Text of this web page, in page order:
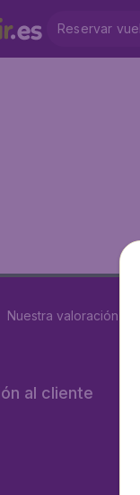
Reservar
Nuestra valoración es
al cliente